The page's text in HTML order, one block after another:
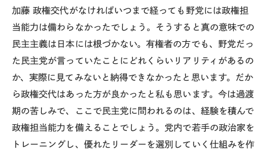
加藤政権交代がなければいつまで経っても野党には政権担
当能力は備わらなかったでしょう。そうすると真の意味での
民主主義は日本には根づかない。有権者の方でも、野党だっ
た民主党が言っていたことにどれくらいリアリティがあるの
か、実際に見てみないと納得できなかったと思います。だか
ら政権交代はあった方が良かったと私も思います。今は過渡
期の苦しみで、ここで民主党に問われるのは、経験を積んで
政権担当能力を備えることでしょう。党内で若手の政治家を
トレーニングし、優れたリーダーを選別していく仕組みを作